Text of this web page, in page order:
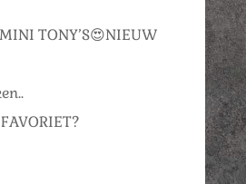
TONY’S😍NIEUW